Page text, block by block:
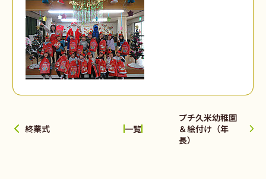
終業式 一覧
プチ久米幼稚園
＆絵付け（年
長）